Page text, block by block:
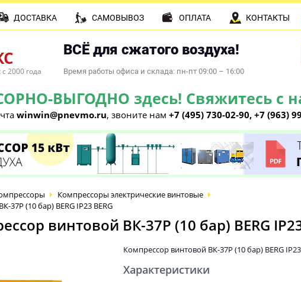
2000 года
ВСЁ для сжатого воздуха!
Время работы офиса и склада: пн-пт 09:00 – 16:00
ВЫГОДНО здесь! Свяжитесь с
winwin@pnevmo.ru, звоните нам +7 (495) 730-02-90, +7 (963)
ДОСТАВКА САМОВЫВОЗ ОПЛАТА КОНТАКТЫ
Компрессоры электрические винтовые
(10 бар) BERG IP23 BERG
винтовой ВК-37Р (10 бар) BERG IP23
Компрессор винтовой ВК-37Р (10 бар) BERG IP23
Характеристики